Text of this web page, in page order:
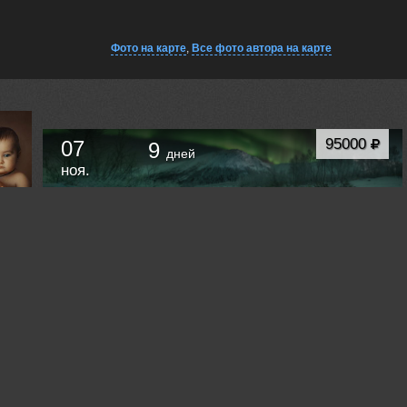
Фото на карте, Все фото автора на карте
95000
07
ноя.
9 дней